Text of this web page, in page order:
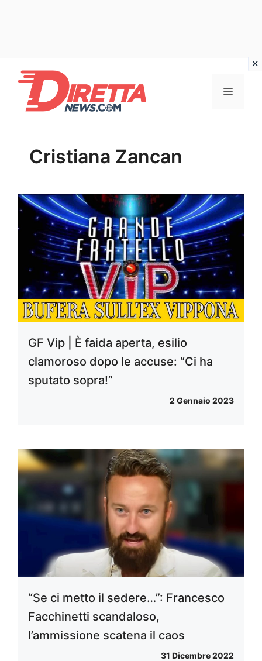
contenuto
Menu
Cristiana Zancan
GF Vip | È faida aperta, esilio
clamoroso dopo le accuse: “Ci ha
sputato sopra!”
2 Gennaio 2023
“Se ci metto il sedere…”: Francesco
Facchinetti scandaloso,
l’ammissione scatena il caos
31 Dicembre 2022